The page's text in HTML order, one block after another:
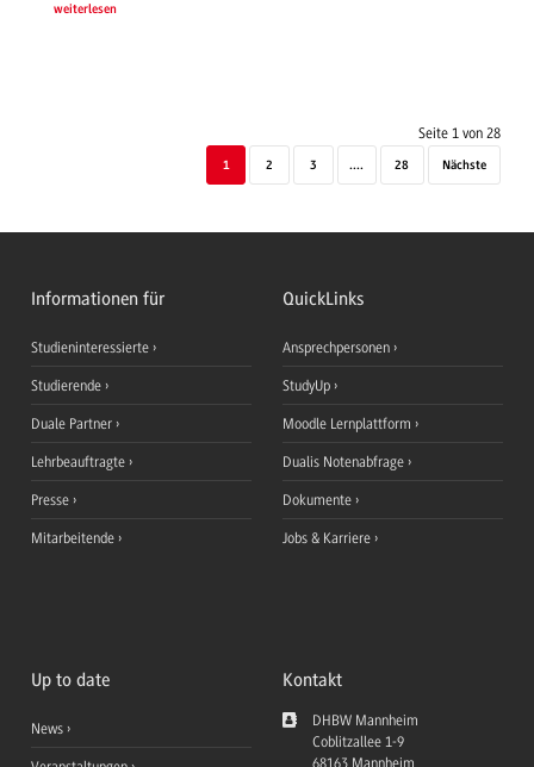
weiterlesen
Seite 1 von 28
1 2 3 .... 28 Nächste
Informationen für
Studieninteressierte
Studierende
Duale Partner
Lehrbeauftragte
Presse
Mitarbeitende
QuickLinks
Ansprechpersonen
StudyUp
Moodle Lernplattform
Dualis Notenabfrage
Dokumente
Jobs & Karriere
Up to date
News
Kontakt
DHBW Mannheim
Coblitzallee 1-9
68163 Mannheim